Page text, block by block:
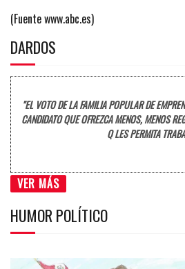
(Fuente www.abc.es)
DARDOS
"EL VOTO DE LA FAMILIA POPULAR DE
CANDIDATO QUE OFREZCA MENOS, MENOS
Q LES PERMITA
VER MÁS
HUMOR POLÍTICO